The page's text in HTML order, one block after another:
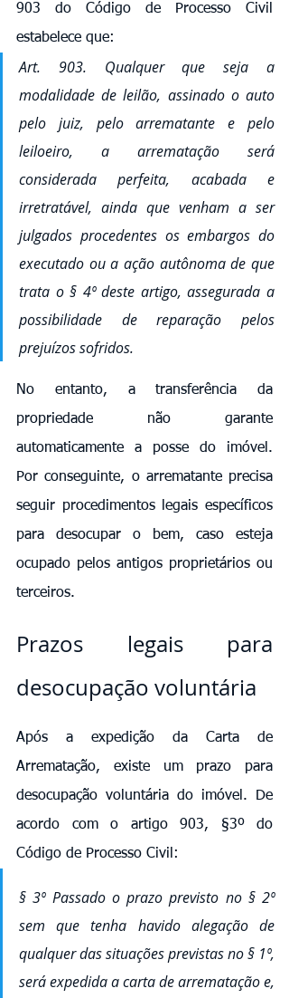
903 do Código de Processo Civil
estabelece que:
Art. 903. Qualquer que seja a
modalidade de leilão, assinado o auto
pelo juiz, pelo arrematante e pelo
leiloeiro, a arrematação será
considerada perfeita, acabada e
irretratável, ainda que venham a ser
julgados procedentes os embargos do
executado ou a ação autônoma de que
trata o § 4º deste artigo, assegurada a
possibilidade de reparação pelos
prejuízos sofridos.
No entanto, a transferência da
propriedade não garante
automaticamente a posse do imóvel.
Por conseguinte, o arrematante precisa
seguir procedimentos legais específicos
para desocupar o bem, caso esteja
ocupado pelos antigos proprietários ou
terceiros.
Prazos legais para
desocupação voluntária
Após a expedição da Carta de
Arrematação, existe um prazo para
desocupação voluntária do imóvel. De
acordo com o artigo 903, §3º do
Código de Processo Civil:
§ 3º Passado o prazo previsto no § 2º
sem que tenha havido alegação de
qualquer das situações previstas no § 1º,
será expedida a carta de arrematação e,